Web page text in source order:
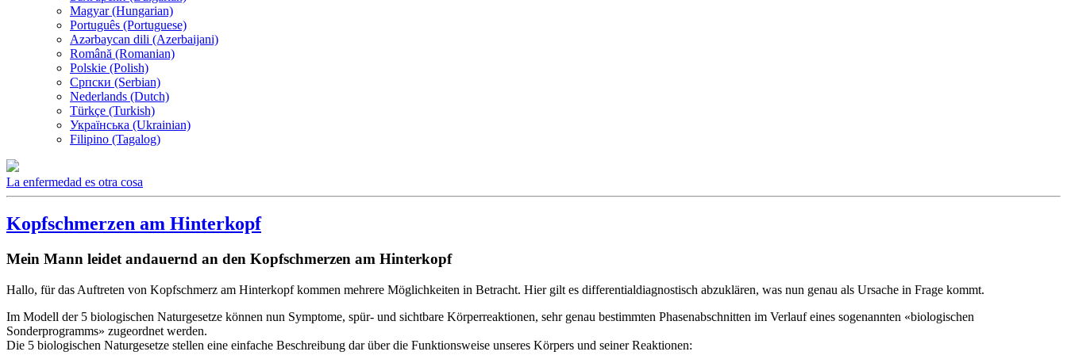
Magyar (Hungarian)
Português (Portuguese)
Azərbaycan dili (Azerbaijani)
Română (Romanian)
Polskie (Polish)
Српски (Serbian)
Nederlands (Dutch)
Türkçe (Turkish)
Українська (Ukrainian)
Filipino (Tagalog)
La enfermedad es otra cosa
Kopfschmerzen am Hinterkopf
Mein Mann leidet andauernd an den Kopfschmerzen am Hinterkopf
Hallo, für das Auftreten von Kopfschmerz am Hinterkopf kommen mehrere Möglichkeiten in Betracht. Hier gilt es differentialdiagnostisch abzuklären, was nun genau als Ursache in Frage kommt.
Im Modell der 5 biologischen Naturgesetze können nun Symptome, spür- und sichtbare Körperreaktionen, sehr genau bestimmten Phasenabschnitten im Verlauf eines sogenannten «biologischen
Sonderprogramms» zugeordnet werden.
Die 5 biologischen Naturgesetze stellen eine einfache Beschreibung dar über die Funktionsweise unseres Körpers und seiner Reaktionen: